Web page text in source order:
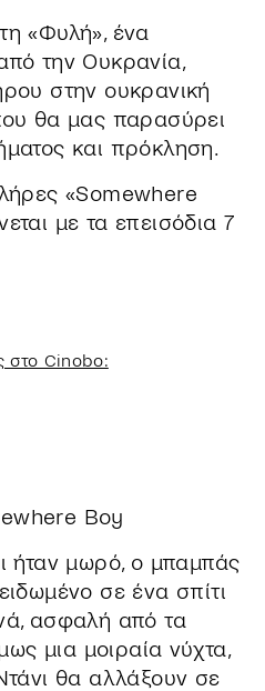
«Φυλή», ένα
την Ουκρανία,
στην ουκρανική
θα μας παρασύρει
και πρόκληση.
«Somewhere
με τα επεισόδια 7
στο Cinobo:
Boy
ήταν μωρό, ο μπαμπάς
σε ένα σπίτι
ασφαλή από τα
μια μοιραία νύχτα,
θα αλλάξουν σε